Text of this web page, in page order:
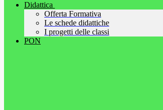
Didattica
Offerta Formativa
Le schede didattiche
I progetti delle classi
PON